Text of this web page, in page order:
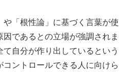
「根性論」に基づく言葉が使
であるとの立場が強調されま
自分が作り出しているという
ントロールできる人に向けら